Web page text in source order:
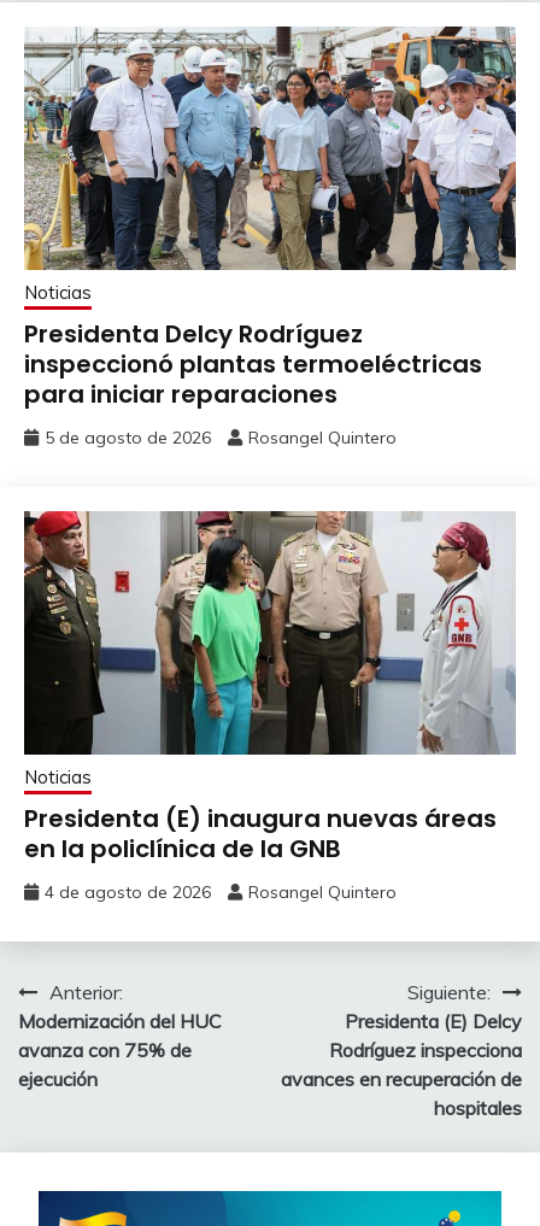
Noticias
Presidenta Delcy Rodríguez
inspeccionó plantas termoeléctricas
para iniciar reparaciones
5 de agosto de 2026 Rosangel Quintero
Noticias
Presidenta (E) inaugura nuevas áreas
en la policlínica de la GNB
4 de agosto de 2026 Rosangel Quintero
Anterior:
Modernización del HUC
avanza con 75% de
ejecución
Siguiente:
Presidenta (E) Delcy
Rodríguez inspecciona
avances en recuperación de
hospitales